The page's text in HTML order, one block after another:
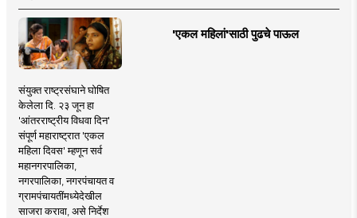
'एकल महिलां'साठी पुढचे पाऊल
संयुक्त राष्ट्रसंघाने घोषित
केलेला दि. २३ जून हा
'आंतरराष्ट्रीय विधवा दिन'
संपूर्ण महाराष्ट्रात 'एकल
महिला दिवस' म्हणून सर्व
महानगरपालिका,
नगरपालिका, नगरपंचायत व
ग्रामपंचायतींमध्येदेखील
साजरा करावा, असे निर्देश